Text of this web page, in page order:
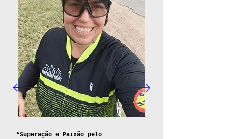
“Superação e Paixão pelo